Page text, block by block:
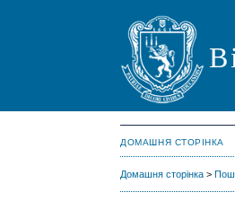
ДОМАШНЯ СТОРІНКА
Домашня сторінка >